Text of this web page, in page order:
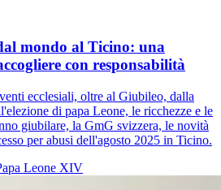
mondo al Ticino: una
con responsabilità
ecclesiali, oltre al Giubileo, dalla
di papa Leone, le ricchezze e le
giubilare, la GmG svizzera, le novità
per abusi dell'agosto 2025 in Ticino.
Leone XIV